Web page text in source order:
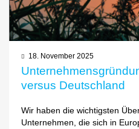
18. November 2025
versus Deutschland
Wir haben die wichtigsten
Unternehmen, die sich in